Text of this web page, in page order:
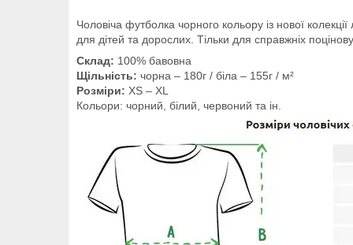
Чоловіча футболка чорного кольору із нової
для дітей та дорослих. Тільки для справжніх
Склад: 100% бавовна
Щільність: чорна – 180г / біла – 155г / м²
Розміри: XS – XL
Кольори: чорний, білий, червоний та ін.